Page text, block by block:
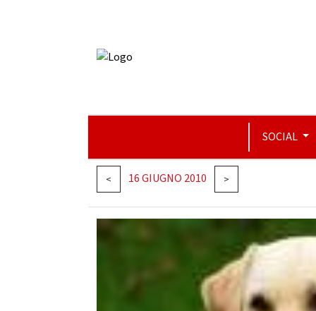
SOCIAL
< 16 GIUGNO 2010 >